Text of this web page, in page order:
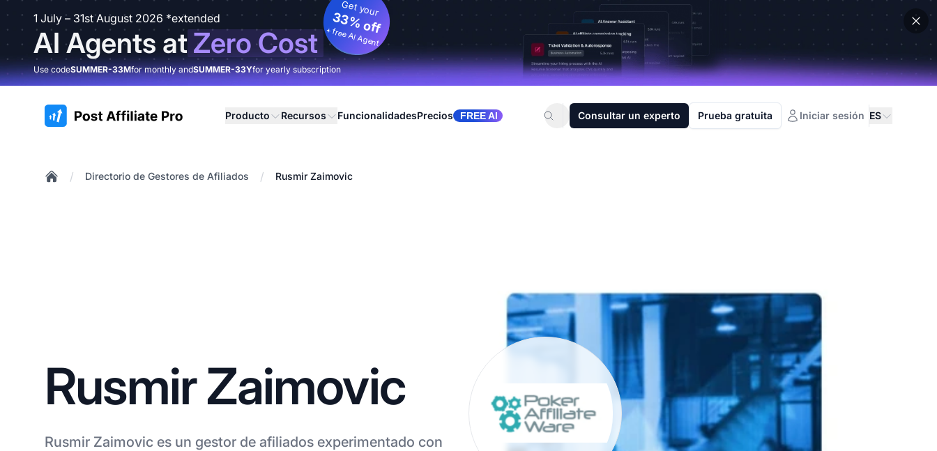
1 July – 31st August 2026 *extended
AI Agents atZero Cost
Get your
33% off
+ free AI Agent
Use codeSUMMER-33Mfor monthly andSUMMER-33Yfor yearly subscription
:site.title Producto Recursos FuncionalidadesPrecios FREE AI Consultar un experto Prueba gratuita Iniciar sesión ES
/ Directorio de Gestores de Afiliados / Rusmir Zaimovic
Rusmir Zaimovic
Rusmir Zaimovic es un gestor de afiliados experimentado con